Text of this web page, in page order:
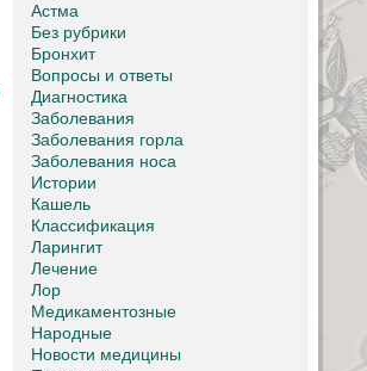
Астма
Без рубрики
Бронхит
Вопросы и ответы
Диагностика
Заболевания
Заболевания горла
Заболевания носа
Истории
Кашель
Классификация
Ларингит
Лечение
Лор
Медикаментозные
Народные
Новости медицины